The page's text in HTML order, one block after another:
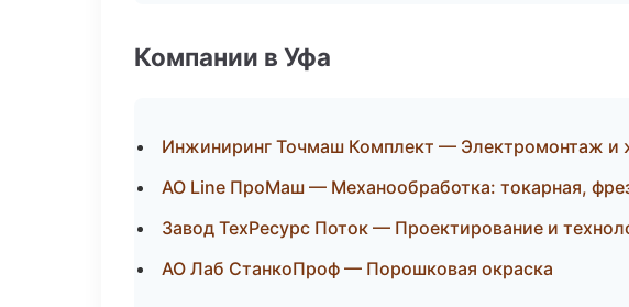
Компании в Уфа
Инжиниринг Точмаш Комплект — Электромонтаж и
АО Line ПроМаш — Механообработка: токарная,
Завод ТехРесурс Поток — Проектирование и
АО Лаб СтанкоПроф — Порошковая окраска